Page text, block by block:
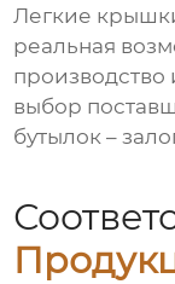
Легкие
реальная
производство
выбор
бутылок –